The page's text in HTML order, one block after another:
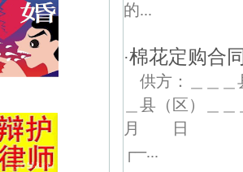
的...
·棉花定购合
供方：＿＿
＿县（区）
月 日 一、
┌─...